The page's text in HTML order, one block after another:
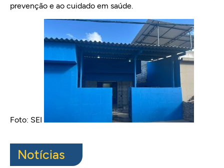
prevenção e ao cuidado em saúde.
Foto: SEI
Notícias